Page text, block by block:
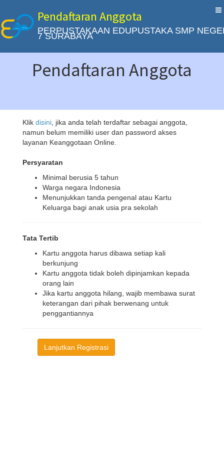
Pendaftaran Anggota
PERPUSTAKAAN EDUPUSTAKA SMP
7 SURABAYA
Pendaftaran Anggota
Klik disini , jika anda telah terdaftar sebagai anggota,
namun belum memiliki user dan password akses
layanan Keanggotaan Online.
Persyaratan
Minimal berusia 5 tahun
Warga negara Indonesia
Menunjukkan tanda pengenal atau Kartu
Keluarga bagi anak usia pra sekolah
Tata Tertib
Kartu anggota harus dibawa setiap kali
berkunjung
Kartu anggota tidak boleh dipinjamkan kepada
orang lain
Jika kartu anggota hilang, wajib membawa surat
keterangan dari pihak berwenang untuk
penggantiannya
Lanjutkan Registrasi